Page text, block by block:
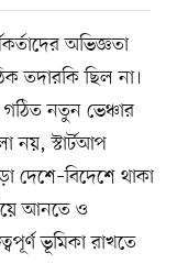
অভিজ্ঞতা
তদারকি ছিল না।
গঠিত নতুন ভেঞ্চার
নয়, স্টার্টআপ
থাকা
আনতে ও
ভূমিকা রাখতে